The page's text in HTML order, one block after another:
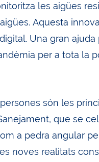
les aigües
Aquesta
Una gran
per a tota la
són les
que se
a pedra angular
noves realitats